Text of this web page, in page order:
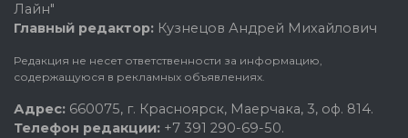
Лайн"
Главный редактор: Кузнецов Андрей Михайлович
Редакция не несет ответственности за информацию,
содержащуюся в рекламных объявлениях.
Адрес: 660075, г. Красноярск, Маерчака, 3, оф. 814.
Телефон редакции: +7 391 290-69-50.